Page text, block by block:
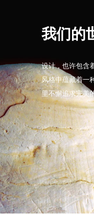
我们的
设计，也许包含
风格中蕴藏着一
里不懈追求完美